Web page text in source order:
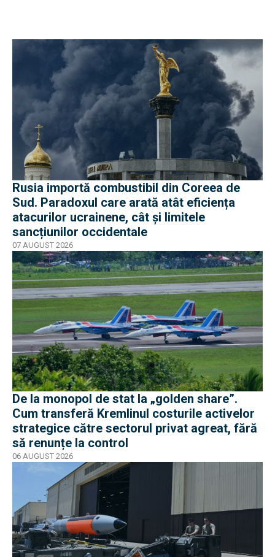
Rusia importă combustibil din Coreea de
Sud. Paradoxul care arată atât eficiența
atacurilor ucrainene, cât și limitele
sancțiunilor occidentale
07 AUGUST 2026
De la monopol de stat la „golden share”.
Cum transferă Kremlinul costurile activelor
strategice către sectorul privat agreat, fără
să renunțe la control
06 AUGUST 2026